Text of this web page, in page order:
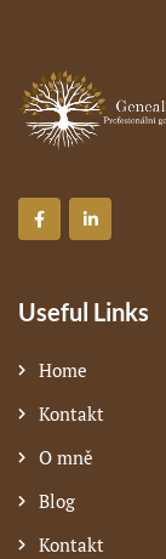
Useful Links
Home
Kontakt
O mně
Blog
Kontakt